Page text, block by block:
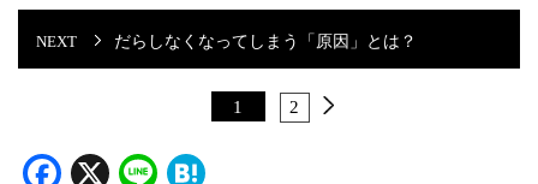
だらしなくなってしまう「原因」とは？
1 2
Facebook
X Line